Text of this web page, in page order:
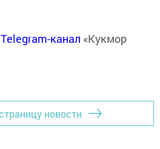
Telegram-канал «Кукмор
новости